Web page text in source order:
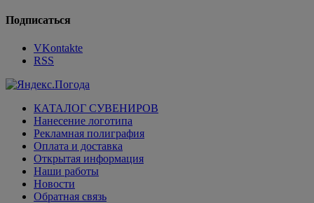
Подписаться
VKontakte
RSS
КАТАЛОГ СУВЕНИРОВ
Нанесение логотипа
Рекламная полиграфия
Оплата и доставка
Открытая информация
Наши работы
Новости
Обратная связь